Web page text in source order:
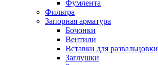
Фумлента
Фильтра
Запорная арматура
Бочонки
Вентили
Вставки для развальцовки
Заглушки